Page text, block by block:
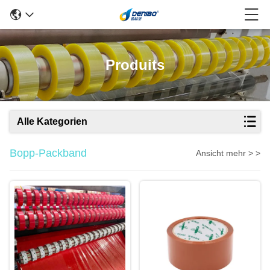
Produits
Alle Kategorien
Bopp-Packband Ansicht mehr > >